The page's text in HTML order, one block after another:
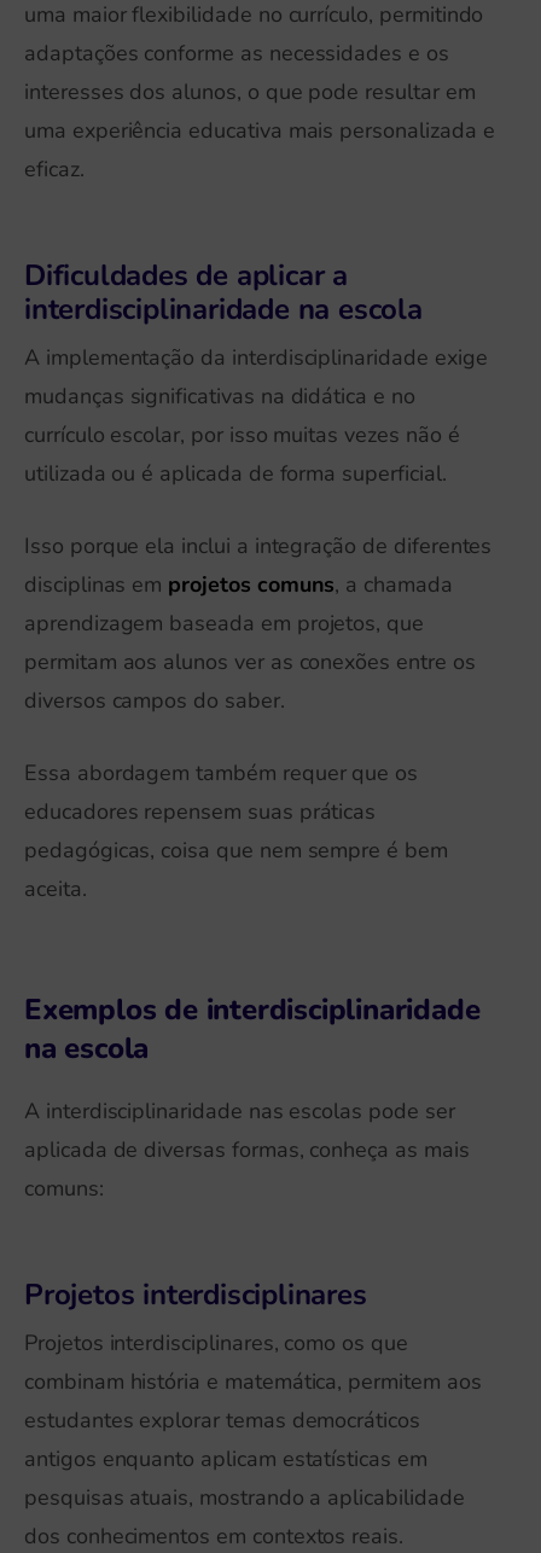
uma maior flexibilidade no currículo, permitindo
adaptações conforme as necessidades e os
interesses dos alunos, o que pode resultar em
uma experiência educativa mais personalizada e
eficaz.
Dificuldades de aplicar a
interdisciplinaridade na escola
A implementação da interdisciplinaridade exige
mudanças significativas na didática e no
currículo escolar, por isso muitas vezes não é
utilizada ou é aplicada de forma superficial.
Isso porque ela inclui a integração de diferentes
disciplinas em projetos comuns, a chamada
aprendizagem baseada em projetos, que
permitam aos alunos ver as conexões entre os
diversos campos do saber.
Essa abordagem também requer que os
educadores repensem suas práticas
pedagógicas, coisa que nem sempre é bem
aceita.
Exemplos de interdisciplinaridade
na escola
A interdisciplinaridade nas escolas pode ser
aplicada de diversas formas, conheça as mais
comuns:
Projetos interdisciplinares
Projetos interdisciplinares, como os que
combinam história e matemática, permitem aos
estudantes explorar temas democráticos
antigos enquanto aplicam estatísticas em
pesquisas atuais, mostrando a aplicabilidade
dos conhecimentos em contextos reais.